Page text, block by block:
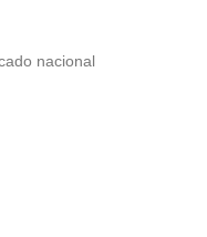
nacional